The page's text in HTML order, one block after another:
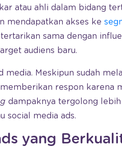
atau ahli dalam bidang
mendapatkan akses ke
sama dengan
audiens baru.
media. Meskipun sudah
respon karena
dampaknya tergolong
social media ads.
yang